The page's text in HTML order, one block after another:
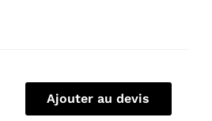
Ajouter au devis